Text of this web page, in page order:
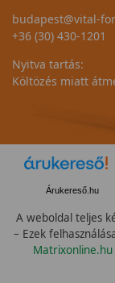
budapest@vital-
+36 (30) 430-1201
Nyitva tartás:
Költözés miatt
Árukereső.hu
A weboldal teljes
– Ezek
Matrixonline.hu